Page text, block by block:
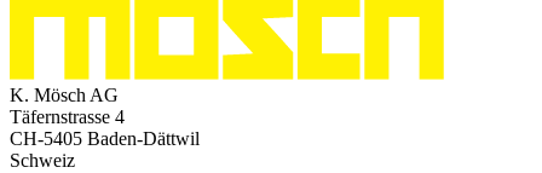
K. Mösch AG
Täfernstrasse 4
CH-5405 Baden-Dättwil
Schweiz